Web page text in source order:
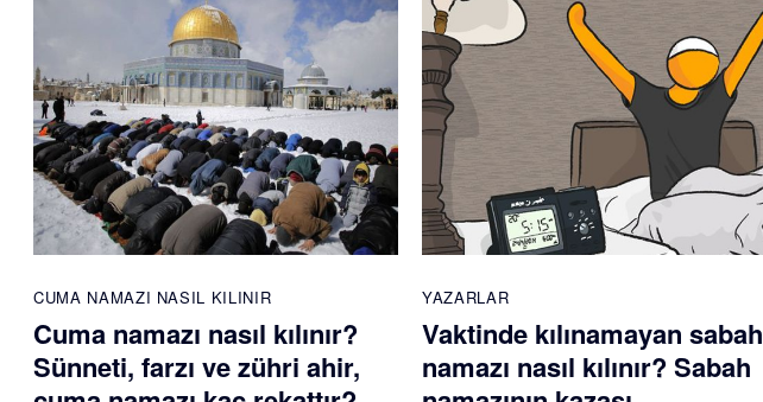
CUMA NAMAZI NASIL KILINIR
Cuma namazı nasıl kılınır?
Sünneti, farzı ve zühri ahir,
YAZARLAR
Vaktinde kılınamayan sabah
namazı nasıl kılınır? Sabah